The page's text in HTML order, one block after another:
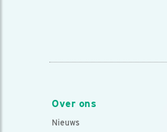
Over ons
Nieuws